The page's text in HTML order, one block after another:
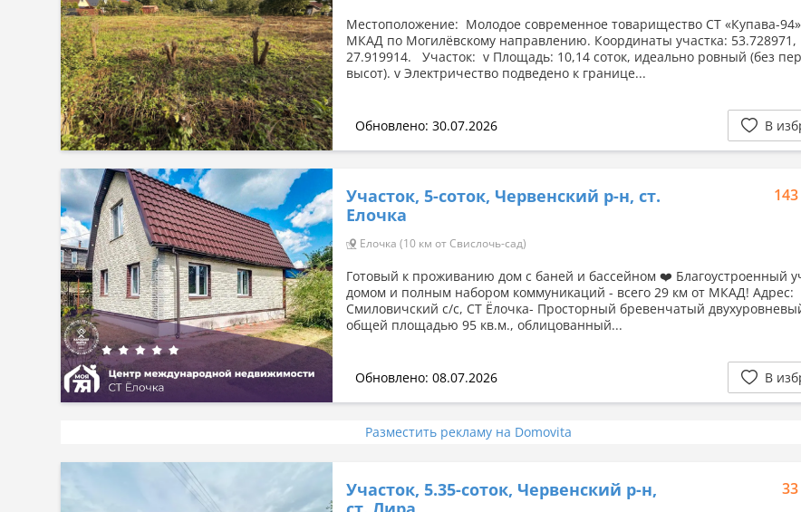
Местоположение: Молодое современное товарищество СТ «Купава-
МКАД по Могилёвскому направлению. Координаты участка: 53.728971,
27.919914. Участок: v Площадь: 10,14 соток, идеально ровный (без
высот). v Электричество подведено к границе...
Обновлено: 30.07.2026 В
Участок, 5-соток, Червенский р-н, ст.
Елочка
Елочка (10 км от Свислочь-сад)
Готовый к проживанию дом с баней и бассейном ❤️ Благоустроенный
домом и полным набором коммуникаций - всего 29 км от МКАД! Адрес:
Смиловичский с/с, СТ Ёлочка- Просторный бревенчатый
общей площадью 95 кв.м., облицованный...
Обновлено: 08.07.2026 В
Разместить рекламу на Domovita
Участок, 5.35-соток, Червенский р-н,